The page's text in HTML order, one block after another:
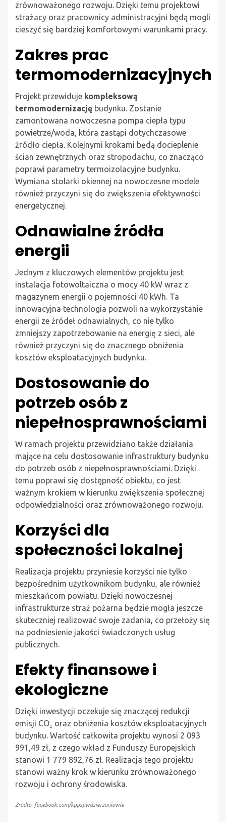
zrównoważonego rozwoju. Dzięki temu projektowi
strażacy oraz pracownicy administracyjni będą mogli
cieszyć się bardziej komfortowymi warunkami pracy.
Zakres prac
termomodernizacyjnych
Projekt przewiduje kompleksową
termomodernizację budynku. Zostanie
zamontowana nowoczesna pompa ciepła typu
powietrze/woda, która zastąpi dotychczasowe
źródło ciepła. Kolejnymi krokami będą docieplenie
ścian zewnętrznych oraz stropodachu, co znacząco
poprawi parametry termoizolacyjne budynku.
Wymiana stolarki okiennej na nowoczesne modele
również przyczyni się do zwiększenia efektywności
energetycznej.
Odnawialne źródła
energii
Jednym z kluczowych elementów projektu jest
instalacja fotowoltaiczna o mocy 40 kW wraz z
magazynem energii o pojemności 40 kWh. Ta
innowacyjna technologia pozwoli na wykorzystanie
energii ze źródeł odnawialnych, co nie tylko
zmniejszy zapotrzebowanie na energię z sieci, ale
również przyczyni się do znacznego obniżenia
kosztów eksploatacyjnych budynku.
Dostosowanie do
potrzeb osób z
niepełnosprawnościami
W ramach projektu przewidziano także działania
mające na celu dostosowanie infrastruktury budynku
do potrzeb osób z niepełnosprawnościami. Dzięki
temu poprawi się dostępność obiektu, co jest
ważnym krokiem w kierunku zwiększenia społecznej
odpowiedzialności oraz zrównoważonego rozwoju.
Korzyści dla
społeczności lokalnej
Realizacja projektu przyniesie korzyści nie tylko
bezpośrednim użytkownikom budynku, ale również
mieszkańcom powiatu. Dzięki nowoczesnej
infrastrukturze straż pożarna będzie mogła jeszcze
skuteczniej realizować swoje zadania, co przełoży się
na podniesienie jakości świadczonych usług
publicznych.
Efekty finansowe i
ekologiczne
Dzięki inwestycji oczekuje się znaczącej redukcji
emisji CO₂ oraz obniżenia kosztów eksploatacyjnych
budynku. Wartość całkowita projektu wynosi 2 093
991,49 zł, z czego wkład z Funduszy Europejskich
stanowi 1 779 892,76 zł. Realizacja tego projektu
stanowi ważny krok w kierunku zrównoważonego
rozwoju i ochrony środowiska.
Źródło: facebook.com/kppspwdzierzoniowie